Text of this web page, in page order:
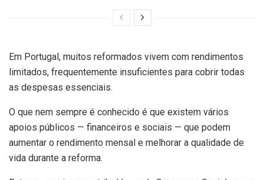
Em Portugal, muitos reformados vivem com rendimentos
limitados, frequentemente insuficientes para cobrir todas
as despesas essenciais.
O que nem sempre é conhecido é que existem vários
apoios públicos — financeiros e sociais — que podem
aumentar o rendimento mensal e melhorar a qualidade de
vida durante a reforma.